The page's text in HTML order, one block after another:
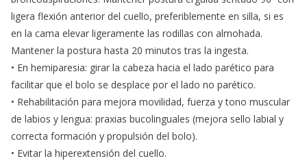
ligera flexión anterior del cuello, preferiblemente en silla, si es
en la cama elevar ligeramente las rodillas con almohada.
Mantener la postura hasta 20 minutos tras la ingesta.
• En hemiparesia: girar la cabeza hacia el lado parético para
facilitar que el bolo se desplace por el lado no parético.
• Rehabilitación para mejora movilidad, fuerza y tono muscular
de labios y lengua: praxias bucolinguales (mejora sello labial y
correcta formación y propulsión del bolo).
• Evitar la hiperextensión del cuello.